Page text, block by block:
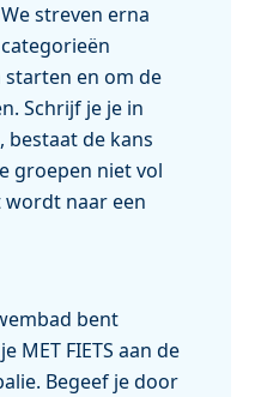
streven erna
en om de
Schrijf je je in
de kans
groepen niet vol
wordt naar een
bent
MET FIETS aan de
Begeef je door